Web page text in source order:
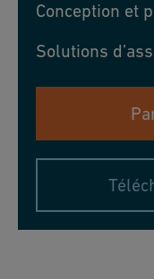
Conception et
Solutions